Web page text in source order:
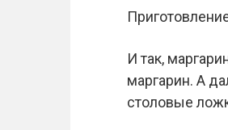
И так,
маргарин. А
столовые